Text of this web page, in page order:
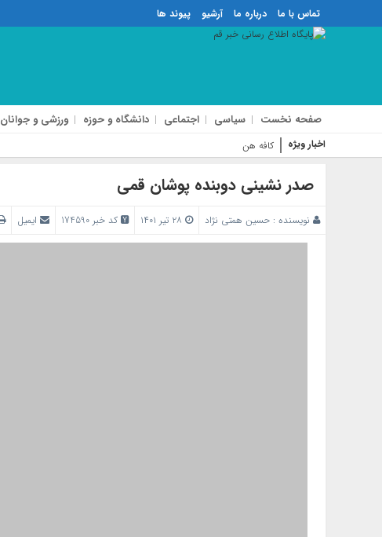
تماس با ما درباره ما آرشیو پیوند ها
صفحه نخست سیاسی اجتماعی دانشگاه و حوزه ورزشی و جوانان
اخبار ویژه کافه هنجار شکن بلوا
صدر نشینی دوبنده پوشان قمی
نویسنده : حسین همتی نژاد کد خبر 174590 ایمیل